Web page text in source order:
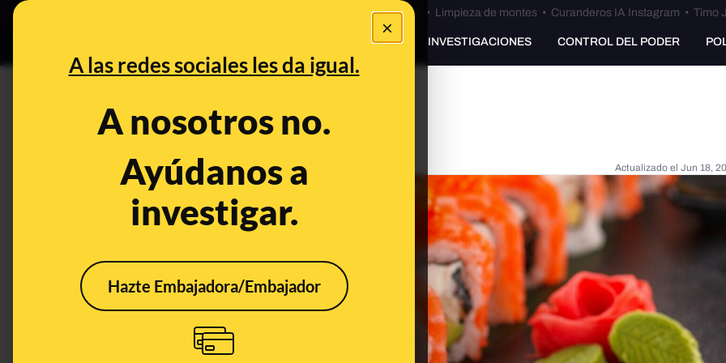
×
A las redes sociales les da igual.
A nosotros no.
Ayúdanos a
investigar.
Hazte Embajadora/Embajador
Bulos Ceuta • Limpieza de montes• Curanderos IA Instagram • Timo
PREBUNKING INVESTIGACIONES CONTROL DEL PODER
¿Es saludable el sushi?
Dec 1, 2020, 6:14:00 AM Actualizado el Jun 18,